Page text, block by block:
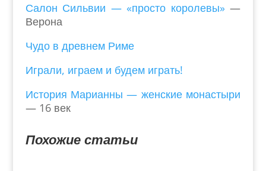
Салон Сильвии — «просто королевы» —
Верона
Чудо в древнем Риме
Играли, играем и будем играть!
История Марианны — женские монастыри
— 16 век
Похожие статьи